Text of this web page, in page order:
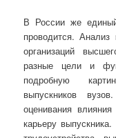
В России же
проводится. Анализ
организаций
разные цели и
подробную
выпускников
оценивания
карьеру